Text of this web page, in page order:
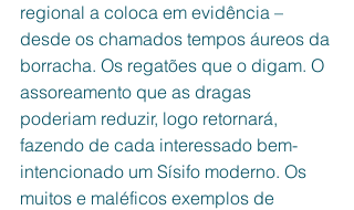
regional a coloca em evidência –
desde os chamados tempos áureos da
borracha. Os regatões que o digam. O
assoreamento que as dragas
poderiam reduzir, logo retornará,
fazendo de cada interessado bem-
intencionado um Sísifo moderno. Os
muitos e maléficos exemplos de